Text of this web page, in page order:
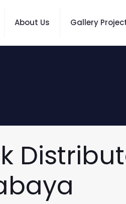
About Us Gallery